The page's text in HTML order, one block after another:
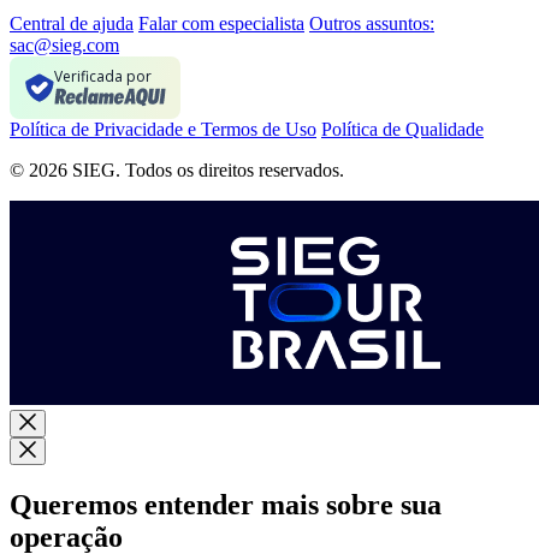
Central de ajuda Falar com especialista Outros assuntos:
sac@sieg.com
Verificada por
Política de Privacidade e Termos de Uso Política de Qualidade
© 2026 SIEG. Todos os direitos reservados.
Queremos entender mais sobre sua
operação